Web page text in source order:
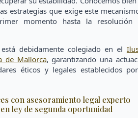
estrategias que exige este
momento hasta la resolución
debidamente colegiado en el
de Mallorca, garantizando una
éticos y legales establecidos
con asesoramiento legal experto
ley de segunda oportunidad